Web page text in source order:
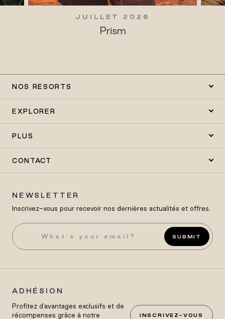
JUILLET 2026
Prism
NOS RESORTS
EXPLORER
PLUS
CONTACT
NEWSLETTER
Inscrivez-vous pour recevoir nos dernières actualités et offres.
SUBMIT
ADHÉSION
Profitez d'avantages exclusifs et de
récompenses grâce à notre
INSCRIVEZ-VOUS